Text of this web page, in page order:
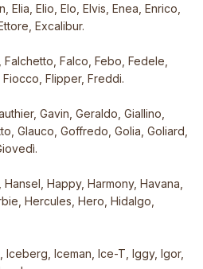
Elia, Elio, Elo, Elvis, Enea, Enrico,
Excalibur.
Falco, Febo, Fedele,
Flipper, Freddi.
Gavin, Geraldo, Giallino,
Glauco, Goffredo, Golia, Goliard,
Happy, Harmony, Havana,
Hercules, Hero, Hidalgo,
Iceberg, Iceman, Ice-T, Iggy, Igor,